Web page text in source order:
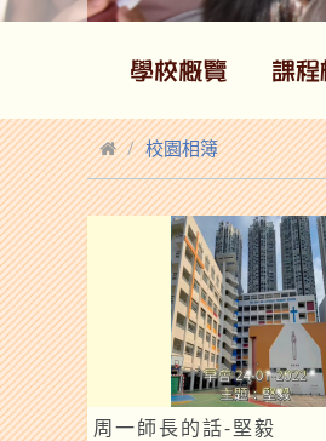
校園相簿
周一師長的話-堅毅